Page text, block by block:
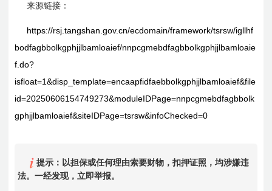
来源链接：
https://rsj.tangshan.gov.cn/ecdomain/framework/tsrsw/igllhf
bodfagbbolkgphjjlbamloaief/nnpcgmebdfagbbolkgphjjlbamloaie
f.do?
isfloat=1&disp_template=encaapfidfaebbolkgphjjlbamloaief&file
id=20250606154749273&moduleIDPage=nnpcgmebdfagbbolk
gphjjlbamloaief&siteIDPage=tsrsw&infoChecked=0
提示：以担保或任何理由索要财物，扣押证照，均涉嫌违
法。一经发现，立即举报。